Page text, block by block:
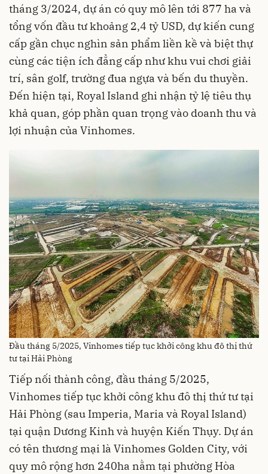
tháng 3/2024, dự án có quy mô lên tới 877 ha và
tổng vốn đầu tư khoảng 2,4 tỷ USD, dự kiến cung
cấp gần chục nghìn sản phẩm liền kề và biệt thự
cùng các tiện ích đẳng cấp như khu vui chơi giải
trí, sân golf, trường đua ngựa và bến du thuyền.
Đến hiện tại, Royal Island ghi nhận tỷ lệ tiêu thụ
khả quan, góp phần quan trọng vào doanh thu và
lợi nhuận của Vinhomes.
Đầu tháng 5/2025, Vinhomes tiếp tục khởi công khu đô thị thứ
tư tại Hải Phòng
Tiếp nối thành công, đầu tháng 5/2025,
Vinhomes tiếp tục khởi công khu đô thị thứ tư tại
Hải Phòng (sau Imperia, Maria và Royal Island)
tại quận Dương Kinh và huyện Kiến Thụy. Dự án
có tên thương mại là Vinhomes Golden City, với
quy mô rộng hơn 240ha nằm tại phường Hòa